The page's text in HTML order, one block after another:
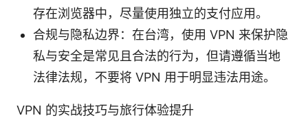
存在浏览器中，尽量使用独立的支付应用。
合规与隐私边界：在台湾，使用 VPN 来保护隐
私与安全是常见且合法的行为，但请遵循当地
法律法规，不要将 VPN 用于明显违法用途。
VPN 的实战技巧与旅行体验提升